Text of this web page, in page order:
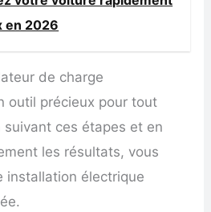
en 2026
de charge
outil précieux pour tout
suivant ces étapes et en
les résultats, vous
installation électrique